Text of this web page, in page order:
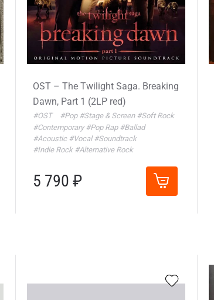
OST – The Twilight Saga. Breaking
Dawn, Part 1 (2LP red)
#OST #Pop #Stage & Screen #Soft Rock
#Contemporary #Pop Rap #Ballad
#Acoustic #Vocal #Soundtrack
#Indie Rock #Alternative Rock
5 790 ₽